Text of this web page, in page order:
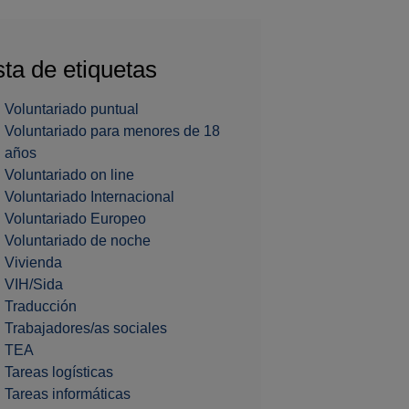
de etiquetas
Voluntariado puntual
Voluntariado para menores de 18
años
Voluntariado on line
Voluntariado Internacional
Voluntariado Europeo
Voluntariado de noche
Vivienda
VIH/Sida
Traducción
Trabajadores/as sociales
TEA
Tareas logísticas
Tareas informáticas